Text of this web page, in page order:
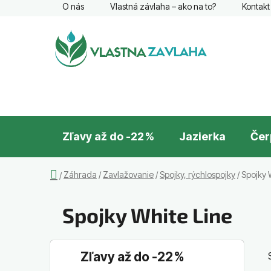
O nás Vlastná závlaha – ako na to? Kontakt
Zľavy až do -22 % Jazierka
Domov
/ Záhrada / Zavlažovanie /Spojky, rýchlospojky /Spojky
Spojky White Line
B
kategórie
K
Zľavy až do -22 %